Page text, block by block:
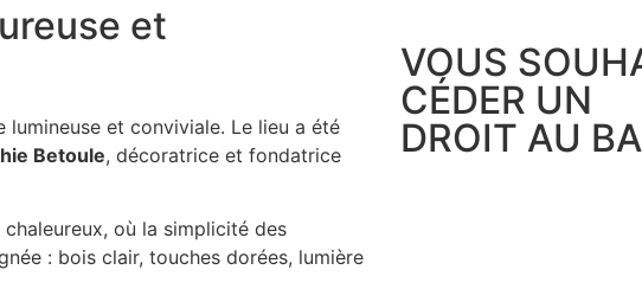
et
lumineuse et conviviale. Le lieu a été
Betoule, décoratrice et fondatrice
où la simplicité des
: bois clair, touches dorées, lumière
VOUS
CÉDER UN
DROIT AU